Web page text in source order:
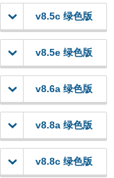
v8.5c 绿色版
v8.5e 绿色版
v8.6a 绿色版
v8.8a 绿色版
v8.8c 绿色版